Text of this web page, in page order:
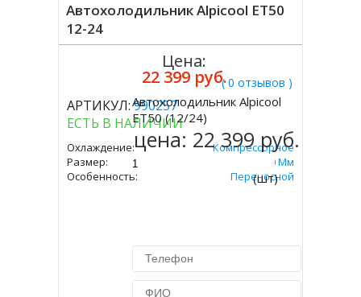
Автохолодильник Alpicool ET50
12-24
( 0 отзывов )
АРТИКУЛ:990257
ЕСТЬ В НАЛИЧИИ
Охлаждение:
Компрессорное
Размер:
455х723х360 Мм
Особенность:
Переносной
Цена:
22 399 руб.
Купить
Автохолодильник Alpicool
ET50 (12/24)
цена: 22 399 руб.
(шт)